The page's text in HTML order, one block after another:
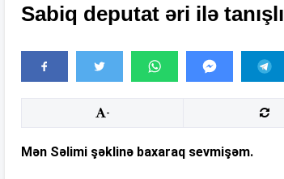
Sabiq deputat əri ilə
-
Mən Səlimi şəklinə baxaraq sevmişəm.